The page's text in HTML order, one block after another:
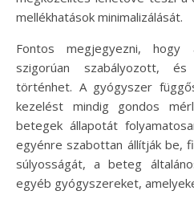
mellékhatások minimalizálását.
Fontos megjegyezni, hogy
szigorúan szabályozott,
történhet. A gyógyszer
kezelést mindig gondos
betegek állapotát
egyénre szabottan állítják be,
súlyosságát, a beteg
egyéb gyógyszereket,